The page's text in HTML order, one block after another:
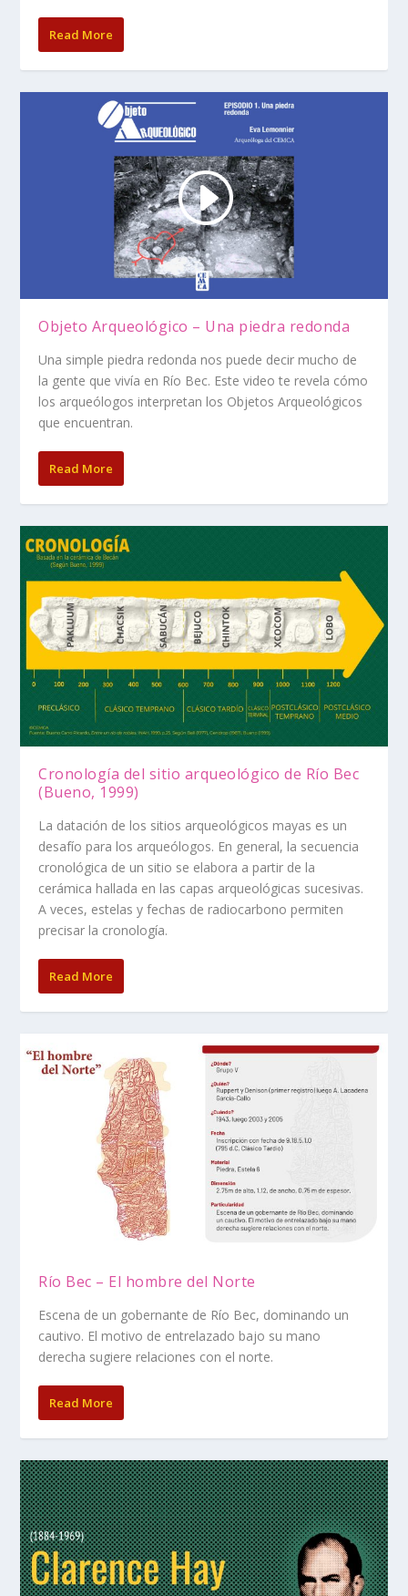
Read More
Objeto Arqueológico – Una piedra redonda
Una simple piedra redonda nos puede decir mucho de
la gente que vivía en Río Bec. Este video te revela cómo
los arqueólogos interpretan los Objetos Arqueológicos
que encuentran.
Read More
Cronología del sitio arqueológico de Río Bec
(Bueno, 1999)
La datación de los sitios arqueológicos mayas es un
desafío para los arqueólogos. En general, la secuencia
cronológica de un sitio se elabora a partir de la
cerámica hallada en las capas arqueológicas sucesivas.
A veces, estelas y fechas de radiocarbono permiten
precisar la cronología.
Read More
Río Bec – El hombre del Norte
Escena de un gobernante de Río Bec, dominando un
cautivo. El motivo de entrelazado bajo su mano
derecha sugiere relaciones con el norte.
Read More